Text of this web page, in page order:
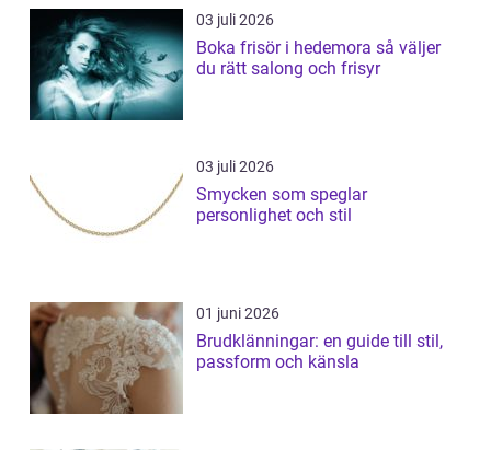
03 juli 2026
Boka frisör i hedemora så väljer
du rätt salong och frisyr
03 juli 2026
Smycken som speglar
personlighet och stil
01 juni 2026
Brudklänningar: en guide till stil,
passform och känsla